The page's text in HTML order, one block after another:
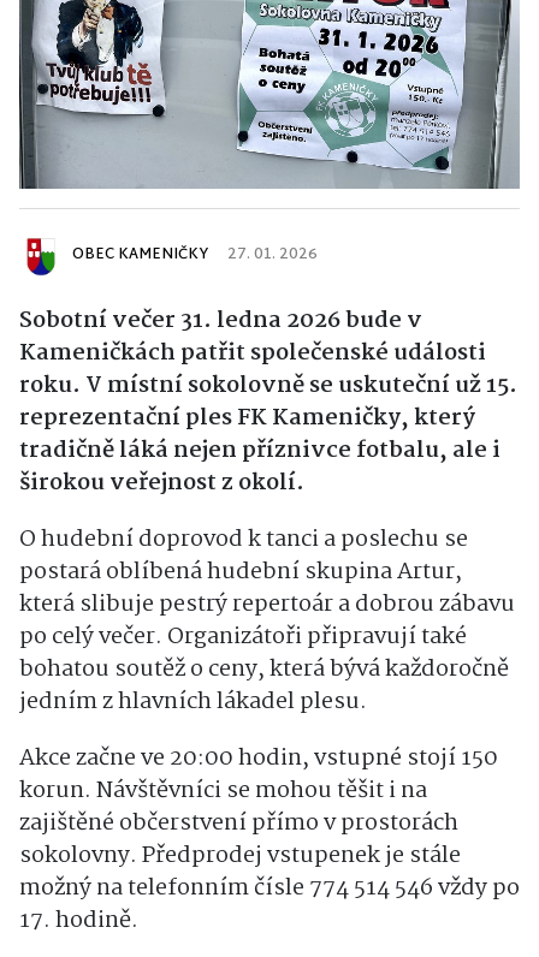
OBEC KAMENIČKY 27. 01. 2026
Sobotní večer 31. ledna 2026 bude v
Kameničkách patřit společenské události
roku. V místní sokolovně se uskuteční už 15.
reprezentační ples FK Kameničky, který
tradičně láká nejen příznivce fotbalu, ale i
širokou veřejnost z okolí.
O hudební doprovod k tanci a poslechu se
postará oblíbená hudební skupina Artur,
která slibuje pestrý repertoár a dobrou zábavu
po celý večer. Organizátoři připravují také
bohatou soutěž o ceny, která bývá každoročně
jedním z hlavních lákadel plesu.
Akce začne ve 20:00 hodin, vstupné stojí 150
korun. Návštěvníci se mohou těšit i na
zajištěné občerstvení přímo v prostorách
sokolovny. Předprodej vstupenek je stále
možný na telefonním čísle 774 514 546 vždy po
17. hodině.